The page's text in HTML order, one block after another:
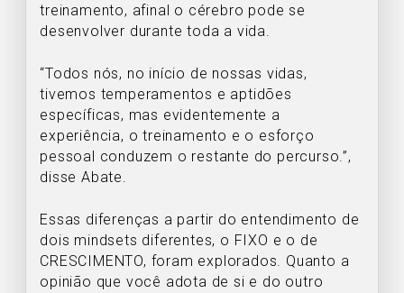
treinamento, afinal o cérebro pode se
desenvolver durante toda a vida.
“Todos nós, no início de nossas vidas,
tivemos temperamentos e aptidões
específicas, mas evidentemente a
experiência, o treinamento e o esforço
pessoal conduzem o restante do percurso.”,
disse Abate.
Essas diferenças a partir do entendimento de
dois mindsets diferentes, o FIXO e o de
CRESCIMENTO, foram explorados. Quanto a
opinião que você adota de si e do outro